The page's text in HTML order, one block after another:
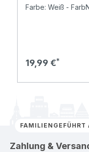
Farbe: Weiß -
Regulärer Preis:
19,99 €
FAMILIENGEFÜHRT
Zahlung &